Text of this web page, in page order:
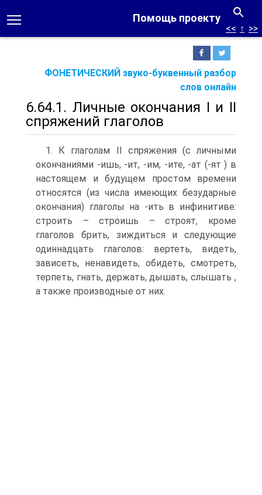
Помощь проекту
ФОНЕТИЧЕСКИЙ звуко-буквенный разбор
слов онлайн
<< ↑ >>
6.64.1. Личные окончания I и II
спряжений глаголов
1. К глаголам II спряжения (с личными
окончаниями -ишь, -ит, -им, -ите, -ат (-ят ) в
настоящем и будущем простом времени
относятся (из числа имеющих безударные
окончания) глаголы на -ить в инфинитиве:
строить – строишь – строят, кроме
глаголов брить, зиждиться и следующие
одиннадцать глаголов: вертеть, видеть,
зависеть, ненавидеть, обидеть, смотреть,
терпеть, гнать, держать, дышать, слышать ,
а также производные от них.